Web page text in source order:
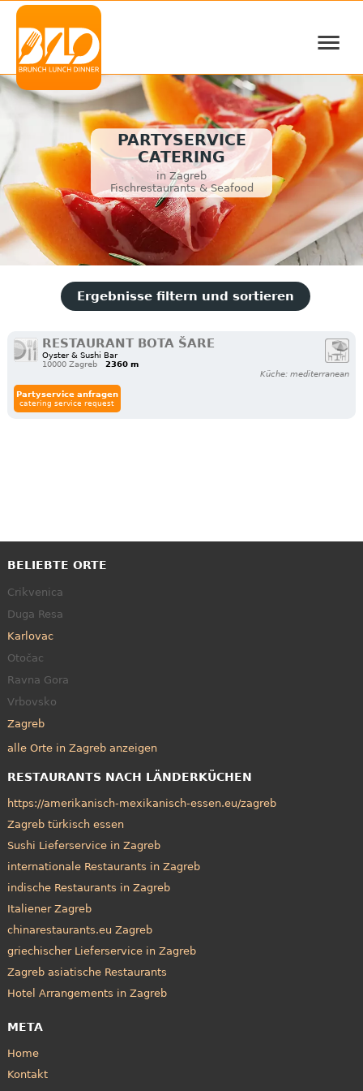
≡
PARTYSERVICE
CATERING
in Zagreb
Fischrestaurants & Seafood
Ergebnisse filtern und sortieren
RESTAURANT BOTA ŠARE
Oyster & Sushi Bar
10000 Zagreb
2360 m
Küche: mediterranean
Partyservice anfragen
catering service request
BELIEBTE ORTE
Crikvenica
Duga Resa
Karlovac
Otočac
Ravna Gora
Vrbovsko
Zagreb
alle Orte in Zagreb anzeigen
RESTAURANTS NACH LÄNDERKÜCHEN
https://amerikanisch-mexikanisch-essen.eu/zagreb
Zagreb türkisch essen
Sushi Lieferservice in Zagreb
internationale Restaurants in Zagreb
indische Restaurants in Zagreb
Italiener Zagreb
chinarestaurants.eu Zagreb
griechischer Lieferservice in Zagreb
Zagreb asiatische Restaurants
Hotel Arrangements in Zagreb
META
Home
Kontakt